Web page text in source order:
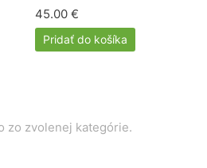
45.00 €
Pridať do košíka
zo zvolenej kategórie.